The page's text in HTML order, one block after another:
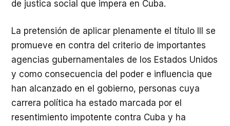
de justica social que impera en Cuba.
La pretensión de aplicar plenamente el título III se
promueve en contra del criterio de importantes
agencias gubernamentales de los Estados Unidos
y como consecuencia del poder e influencia que
han alcanzado en el gobierno, personas cuya
carrera política ha estado marcada por el
resentimiento impotente contra Cuba y ha